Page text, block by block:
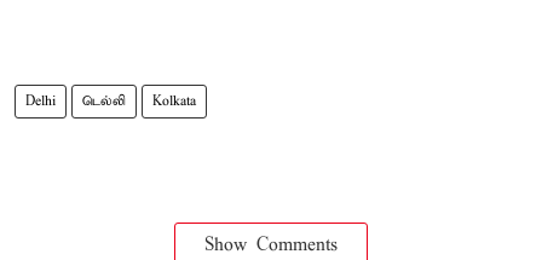
Delhi டெல்லி Kolkata
Show Comments